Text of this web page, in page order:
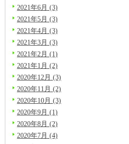
2021年6月 (3)
2021年5月 (3)
2021年4月 (3)
2021年3月 (3)
2021年2月 (1)
2021年1月 (2)
2020年12月 (3)
2020年11月 (2)
2020年10月 (3)
2020年9月 (1)
2020年8月 (2)
2020年7月 (4)